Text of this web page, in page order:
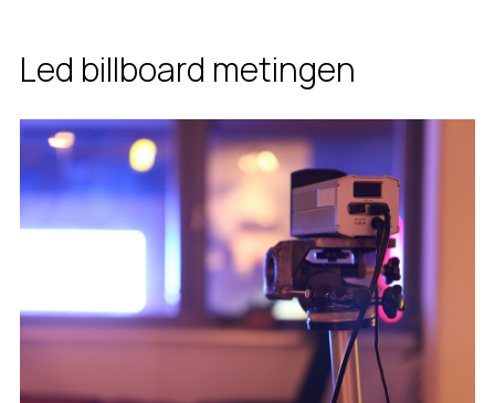
Led billboard metingen